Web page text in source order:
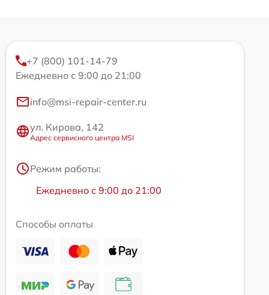
+7 (800) 101-14-79
Ежедневно с 9:00 до 21:00
info@msi-repair-center.ru
ул. Кирова, 142
Адрес сервисного центра MSI
Режим работы:
Ежедневно с 9:00 до 21:00
Способы оплаты